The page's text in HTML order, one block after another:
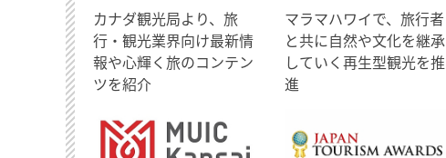
​カナダ観光局より、旅
行・観光業界向け最新情
報や心輝く旅のコンテン
ツを紹介
マラマハワイで、旅行者
と共に自然や文化を継承
していく再生型観光を推
進